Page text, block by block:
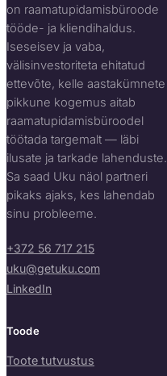
on raamatupidamisbüroode
tööde- ja kliendihaldus.
Iseseisev ja vaba,
välisinvestoriteta ehitatud
ettevõte, kelle aastakümnete
pikkune kogemus aitab
raamatupidamisbüroodel
töötada targemalt — läbi
ilusate ja tarkade lahenduste.
Sa saad Uku näol partneri
pikaks ajaks, kes lahendab
sinu probleeme.
+372 56 717 215
uku@getuku.com
LinkedIn
Toode
Toote tutvustus